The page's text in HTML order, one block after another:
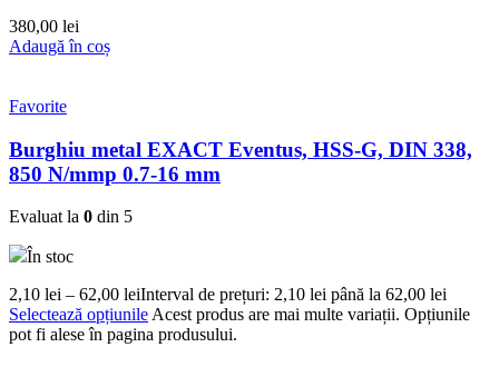
380,00 lei
Adaugă în coș
Favorite
Burghiu metal EXACT Eventus, HSS-G, DIN 338,
850 N/mmp 0.7-16 mm
Evaluat la 0 din 5
În stoc
2,10 lei – 62,00 leiInterval de prețuri: 2,10 lei până la 62,00 lei
Selectează opțiunile Acest produs are mai multe variații. Opțiunile
pot fi alese în pagina produsului.